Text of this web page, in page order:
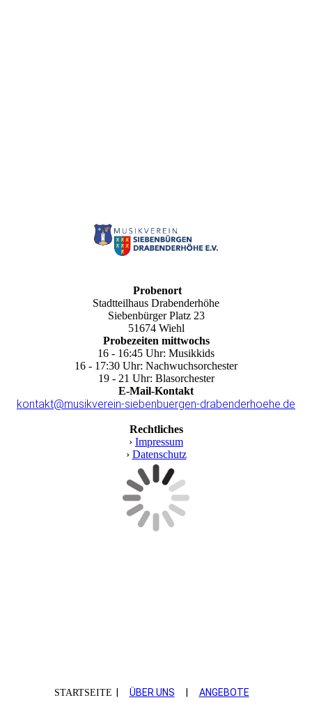
Probenort
Stadtteilhaus Drabenderhöhe
Siebenbürger Platz 23
51674 Wiehl
Probezeiten mittwochs
16 - 16:45 Uhr: Musikkids
16 - 17:30 Uhr: Nachwuchsorchester
19 - 21 Uhr: Blasorchester
E-Mail-Kontakt
kontakt@musikverein-siebenbuergen-drabenderhoehe.de
Rechtliches
› Impressum
› Datenschutz
STARTSEITE ÜBER UNS ANGEBOTE